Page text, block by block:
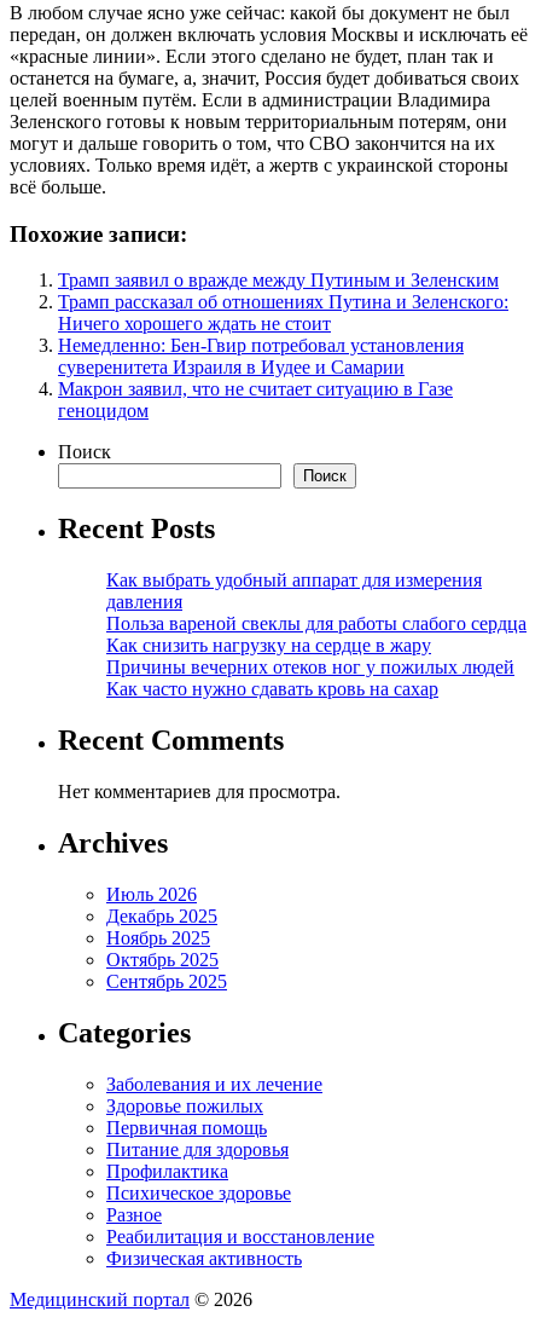
В любом случае ясно уже сейчас: какой бы документ не был
передан, он должен включать условия Москвы и исключать её
«красные линии». Если этого сделано не будет, план так и
останется на бумаге, а, значит, Россия будет добиваться своих
целей военным путём. Если в администрации Владимира
Зеленского готовы к новым территориальным потерям, они
могут и дальше говорить о том, что СВО закончится на их
условиях. Только время идёт, а жертв с украинской стороны
всё больше.
Похожие записи:
Трамп заявил о вражде между Путиным и Зеленским
Трамп рассказал об отношениях Путина и Зеленского:
Ничего хорошего ждать не стоит
Немедленно: Бен-Гвир потребовал установления
суверенитета Израиля в Иудее и Самарии
Макрон заявил, что не считает ситуацию в Газе
геноцидом
Поиск
Поиск
Recent Posts
Как выбрать удобный аппарат для измерения
давления
Польза вареной свеклы для работы слабого сердца
Как снизить нагрузку на сердце в жару
Причины вечерних отеков ног у пожилых людей
Как часто нужно сдавать кровь на сахар
Recent Comments
Нет комментариев для просмотра.
Archives
Июль 2026
Декабрь 2025
Ноябрь 2025
Октябрь 2025
Сентябрь 2025
Categories
Заболевания и их лечение
Здоровье пожилых
Первичная помощь
Питание для здоровья
Профилактика
Психическое здоровье
Разное
Реабилитация и восстановление
Физическая активность
Медицинский портал © 2026